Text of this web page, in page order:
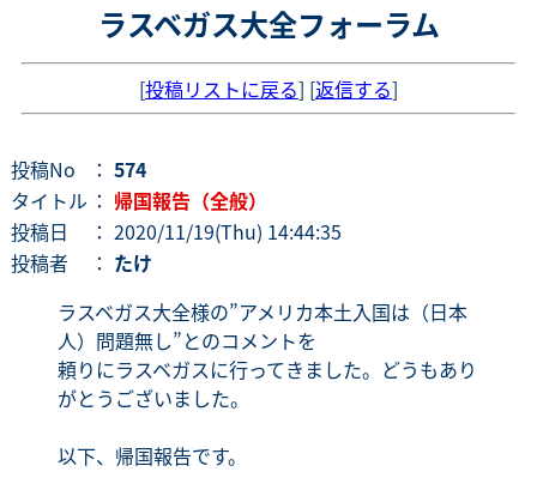
ラスベガス大全フォーラム
[投稿リストに戻る] [返信する]
投稿No ： 574
タイトル ： 帰国報告（全般）
投稿日
： 2020/11/19(Thu) 14:44:35
投稿者
： たけ
ラスベガス大全様の”アメリカ本土入国は（日本
人）問題無し”とのコメントを
頼りにラスベガスに行ってきました。どうもあり
がとうございました。
以下、帰国報告です。